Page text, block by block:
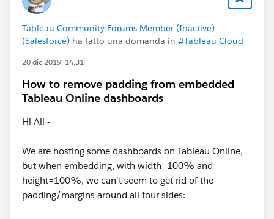
Tableau Community Forums Member (Inactive)
(Salesforce) ha fatto una domanda in #Tableau Cloud
20 dic 2019, 14:31
How to remove padding from embedded
Tableau Online dashboards
Hi All -
We are hosting some dashboards on Tableau Online,
but when embedding, with width=100% and
height=100%, we can't seem to get rid of the
padding/margins around all four sides: